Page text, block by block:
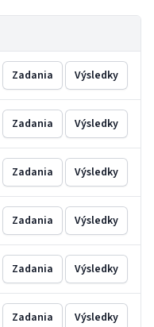
Zadania Výsledky
Zadania Výsledky
Zadania Výsledky
Zadania Výsledky
Zadania Výsledky
Zadania Výsledky